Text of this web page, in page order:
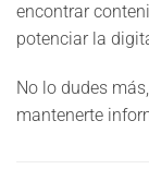
encontrar
potenciar la
No lo dudes
mantenerte